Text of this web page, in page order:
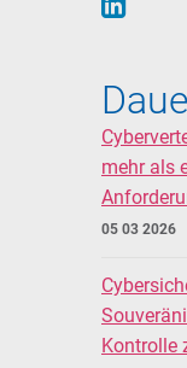
mehr als
05 03 2026
Kontrolle